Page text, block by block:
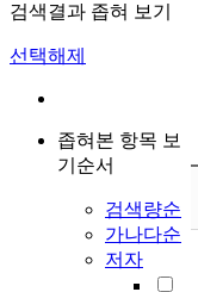
검색결과 좁혀 보기
선택해제
좁혀본 항목 보
기순서
검색량순
가나다순
저자